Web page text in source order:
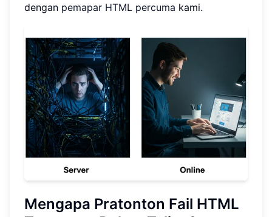
dengan pemapar HTML percuma kami.
Mengapa Pratonton Fail HTML